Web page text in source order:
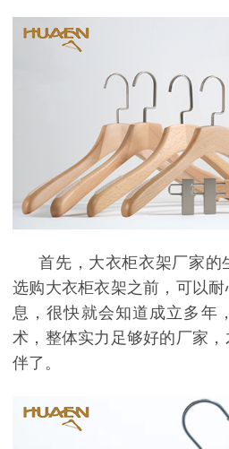
首先，大衣柜衣架厂家的
选购大衣柜衣架之前，可以
息，很快就会知道成立多年
术，整体实力足够好的厂家
伴了。